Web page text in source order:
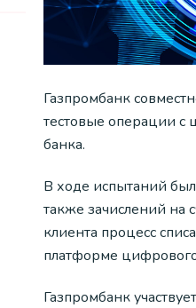
Газпромбанк
тестовые операции
банка.
В ходе испытаний
также зачислений на
клиента процесс
платформе
Газпромбанк